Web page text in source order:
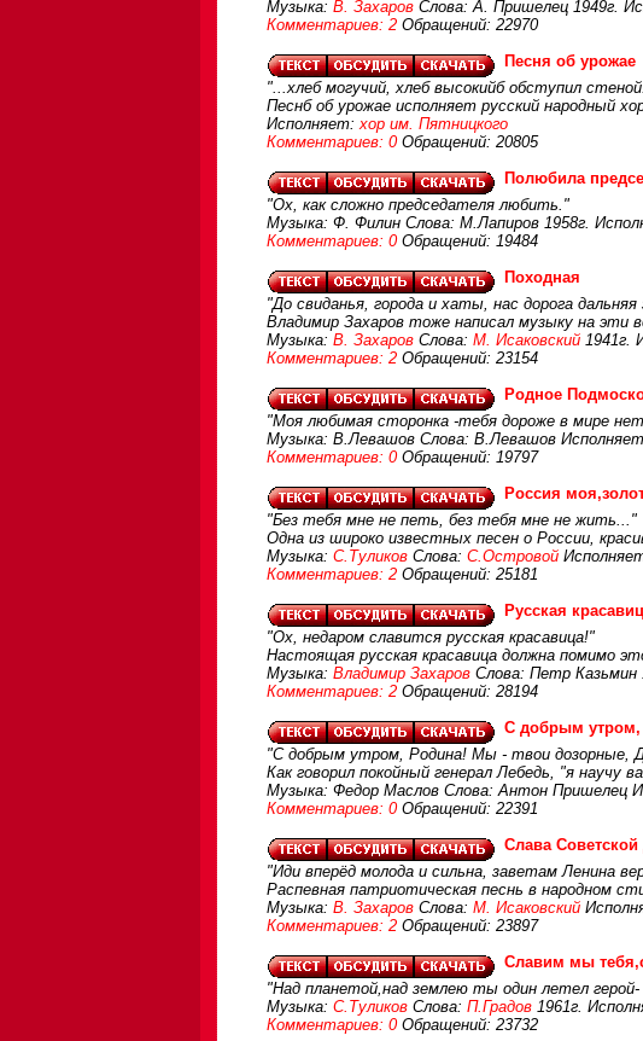
Музыка: В. Захаров Слова: А. Пришелец 1949г.
Комментариев: 2 Обращений: 22970
Песня об урожае
"...хлеб могучий, хлеб высокийб обступил
Песнб об урожае исполняет русский народный
Исполняет:хор им. Пятницкого
Комментариев: 0 Обращений: 20805
Полюбила
"Ох, как сложно председателя любить."
Музыка: Ф. Филин Слова: М.Лапиров 1958г.
Комментариев: 0 Обращений: 19484
Походная
"До свиданья, города и хаты, нас дорога
Владимир Захаров тоже написал музыку на эти
Музыка: В. Захаров Слова: М. Исаковский 1941г.
Комментариев: 2 Обращений: 23154
Родное
"Моя любимая сторонка -тебя дороже в мире
Музыка: В.Левашов Слова: В.Левашов
Комментариев: 0 Обращений: 19797
Россия
"Без тебя мне не петь, без тебя мне не жить..."
Одна из широко известных песен о России,
Музыка: С.Туликов Слова: С.Островой
Комментариев: 2 Обращений: 25181
Русская
"Ох, недаром славится русская красавица!"
Настоящая русская красавица должна помимо
Музыка: Владимир Захаров Слова: Петр Казьмин
Комментариев: 2 Обращений: 28194
С добрым утром,
"С добрым утром, Родина! Мы - твои дозорные,
Как говорил покойный генерал Лебедь, "я научу
Музыка: Федор Маслов Слова: Антон Пришелец
Комментариев: 0 Обращений: 22391
Слава Советской
"Иди вперёд молода и сильна, заветам Ленина
Распевная патриотическая песнь в народном
Музыка: В. Захаров Слова: М. Исаковский
Комментариев: 2 Обращений: 23897
Славим мы
"Над планетой,над землею ты один летел
Музыка: С.Туликов Слова: П.Градов 1961г.
Комментариев: 0 Обращений: 23732